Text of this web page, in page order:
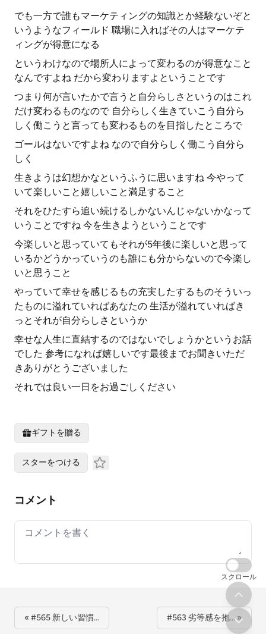
でも一方で誰もマーケティングの知識とか経験ないぞと
いうようなフィールド 職場に入ればその人はマーケテ
ィングが得意になる
というわけなので場所人によって変わるのが得意なこと
なんですよね だから変わりますよということです
つまり何が言いたかで言うと自分らしさというのはこれ
だけ変わるものなので 自分らしく生きていこう自分ら
しく働こうと言っても変わるものを目指したところで
ゴールはないですよね なので自分らしく働こう自分ら
しく
生きようは幻想かなというふうに思いますね 今やって
いて楽しいこと嬉しいこと満足すること
それをひたすら追い続けるしかないんじゃないかなって
いうことですね 今を生きようということです
今楽しいと思っていてもそれが5年後に楽しいと思って
いるかどうかっていうのも誰にも分からないので今楽し
いと思うこと
やっていて幸せを感じるもの充実したするものそういっ
たものに溢れていればあなたの 生活が溢れていればき
っとそれが自分らしさというか
幸せな人生に直結するのではないでしょうかというお話
でした 参考になれば嬉しいです最後までお聞きいただ
きありがとうございました
それでは良い一日をお過ごしください
ギフトを贈る
スターをつける
コメント
Your comment
« #565 新しい習慣… #563 劣等感を抱… »
スクロール